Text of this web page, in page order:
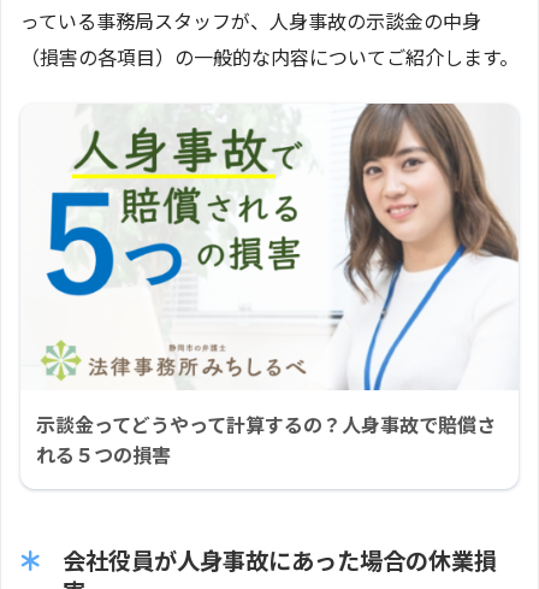
っている事務局スタッフが、人身事故の示談金の中身
（損害の各項目）の一般的な内容についてご紹介します。
示談金ってどうやって計算するの？人身事故で賠償さ
れる５つの損害
会社役員が人身事故にあった場合の休業損